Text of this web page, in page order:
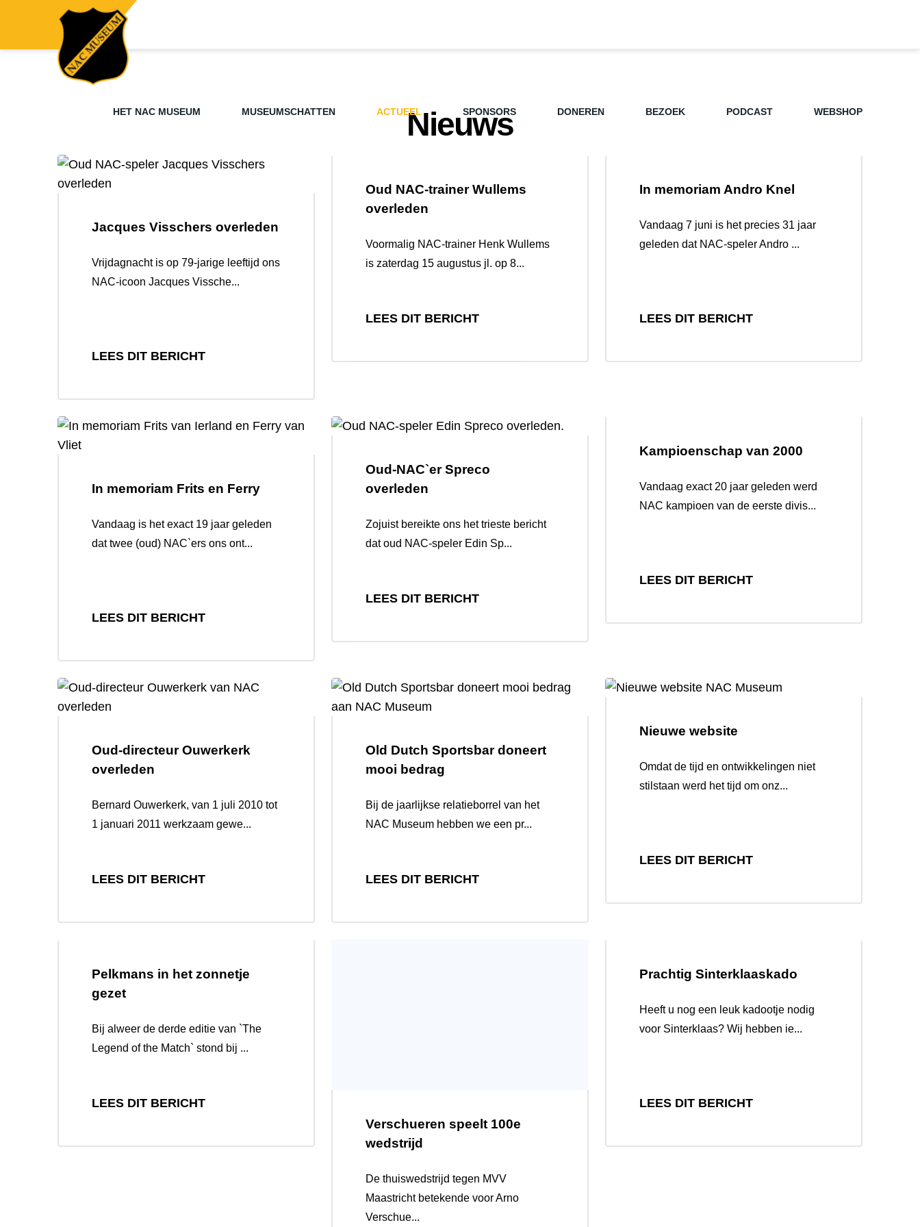
HET NAC MUSEUM MUSEUMSCHATTEN ACTUEEL SPONSORS DONEREN BEZOEK PODCAST WEBSHOP
Nieuws
Jacques Visschers overleden
Vrijdagnacht is op 79-jarige leeftijd ons
NAC-icoon Jacques Vissche...
LEES DIT BERICHT
Oud NAC-trainer Wullems
overleden
Voormalig NAC-trainer Henk Wullems
is zaterdag 15 augustus jl. op 8...
LEES DIT BERICHT
In memoriam Andro Knel
Vandaag 7 juni is het precies 31 jaar
geleden dat NAC-speler Andro ...
LEES DIT BERICHT
In memoriam Frits en Ferry
Vandaag is het exact 19 jaar geleden
dat twee (oud) NAC`ers ons ont...
LEES DIT BERICHT
Oud-NAC`er Spreco
overleden
Zojuist bereikte ons het trieste bericht
dat oud NAC-speler Edin Sp...
LEES DIT BERICHT
Kampioenschap van 2000
Vandaag exact 20 jaar geleden werd
NAC kampioen van de eerste divis...
LEES DIT BERICHT
Oud-directeur Ouwerkerk
overleden
Bernard Ouwerkerk, van 1 juli 2010 tot
1 januari 2011 werkzaam gewe...
LEES DIT BERICHT
Old Dutch Sportsbar doneert
mooi bedrag
Bij de jaarlijkse relatieborrel van het
NAC Museum hebben we een pr...
LEES DIT BERICHT
Nieuwe website
Omdat de tijd en ontwikkelingen niet
stilstaan werd het tijd om onz...
LEES DIT BERICHT
Pelkmans in het zonnetje
gezet
Bij alweer de derde editie van `The
Legend of the Match` stond bij ...
LEES DIT BERICHT
Verschueren speelt 100e
wedstrijd
De thuiswedstrijd tegen MVV
Maastricht betekende voor Arno
Verschue...
Prachtig Sinterklaaskado
Heeft u nog een leuk kadootje nodig
voor Sinterklaas? Wij hebben ie...
LEES DIT BERICHT